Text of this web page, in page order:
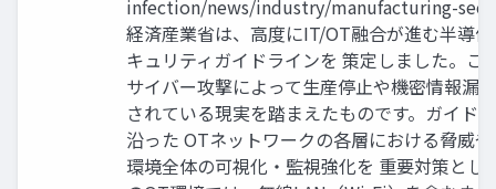
infection/news/industry/manufacturing-
経済産業省は、高度にIT/OT融合が進む半導
キュリティガイドラインを 策定しました。こ
サイバー攻撃によって生産停止や機密情報漏
されている現実を踏まえたものです。ガイド
沿った OTネットワークの各層における脅威
環境全体の可視化・監視強化を 重要対策とし